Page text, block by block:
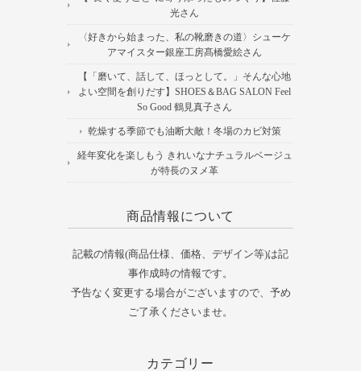
光さん
〈好きから始まった、私の靴磨きの道〉シューケ
アマイスター銀座工房髙橋愛絵さん
【「磨いて、話して、ほっとして。」そんな心地
よい空間を創りだす】SHOES＆BAG SALON Feel
So Good 鶴見真子さん
乾燥する季節でも油断大敵！冬場のカビ対策
経年変化を楽しもう きれいなナチュラルベージュ
が特長のヌメ革
商品情報について
記載の情報(商品仕様、価格、デザイン等)は記
事作成時の情報です。
予告なく変更する場合がございますので、予め
ご了承くださいませ。
カテゴリー